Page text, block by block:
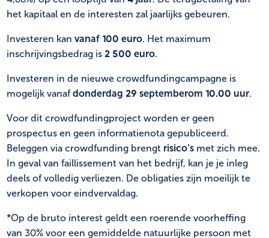
het kapitaal en de interesten zal jaarlijks gebeuren.
Investeren kan vanaf 100 euro. Het maximum
inschrijvingsbedrag is 2 500 euro.
Investeren in de nieuwe crowdfundingcampagne is
mogelijk vanafdonderdag 29 septemberom 10.00 uur.
Voor dit crowdfundingproject worden er geen
prospectus en geen informatienota gepubliceerd.
Beleggen via crowdfunding brengt risico’s met zich mee.
In geval van faillissement van het bedrijf, kan je je inleg
deels of volledig verliezen. De obligaties zijn moeilijk te
verkopen voor eindvervaldag.
*Op de bruto interest geldt een roerende voorheffing
van 30% voor een gemiddelde natuurlijke persoon met